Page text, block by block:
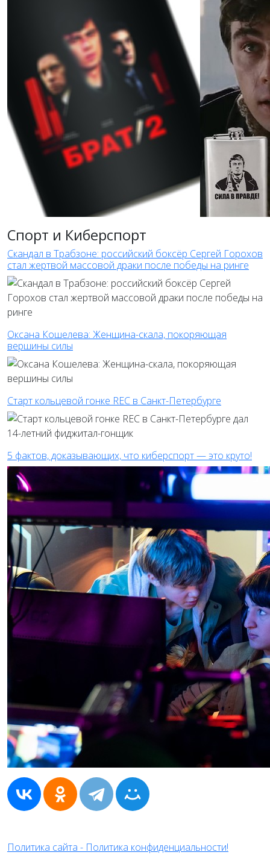
Спорт и Киберспорт
Скандал в Трабзоне: российский боксёр Сергей Горохов
стал жертвой массовой драки после победы на ринге
Оксана Кошелева: Женщина-скала, покоряющая
вершины силы
Старт кольцевой гонке REC в Санкт-Петербурге
5 фактов, доказывающих, что киберспорт — это круто!
Политика сайта - Политика конфиденциальности!